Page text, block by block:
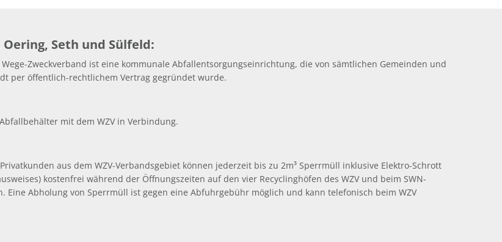
Seth und Sülfeld:
Zweckverband ist eine kommunale Abfallentsorgungseinrichtung, die von sämtlichen Gemeinden und
per öffentlich-rechtlichem Vertrag gegründet wurde.
mit dem WZV in Verbindung.
aus dem WZV-Verbandsgebiet können jederzeit bis zu 2m³ Sperrmüll inklusive Elektro-Schrott
kostenfrei während der Öffnungszeiten auf den vier Recyclinghöfen des WZV und beim SWN-
Eine Abholung von Sperrmüll ist gegen eine Abfuhrgebühr möglich und kann telefonisch beim WZV